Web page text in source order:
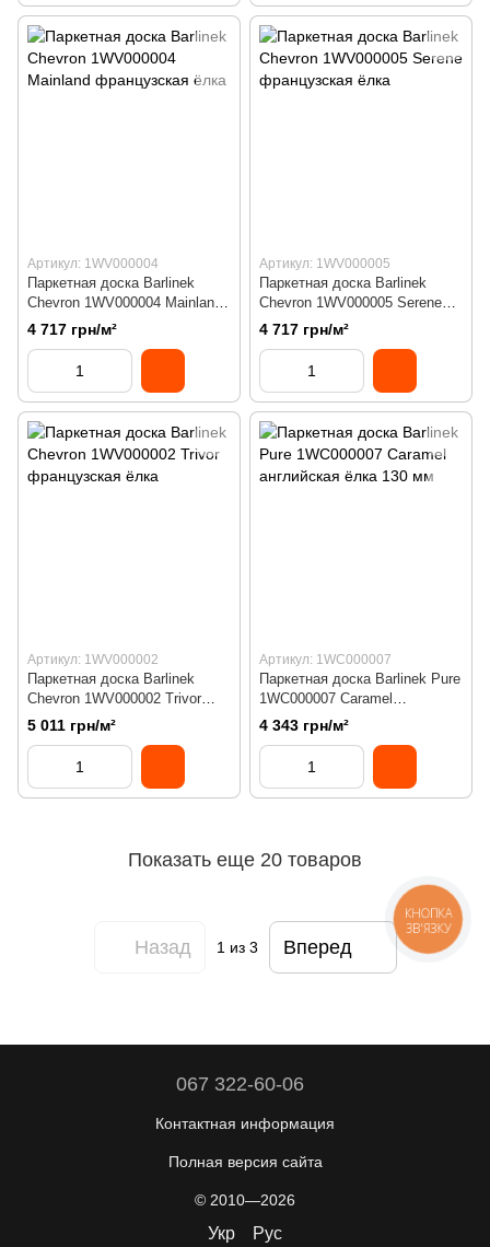
Артикул: 1WV000004
Паркетная доска Barlinek
Chevron 1WV000004 Mainland
французская ёлка
4 717 грн/м²
Артикул: 1WV000005
Паркетная доска Barlinek
Chevron 1WV000005 Serene
французская ёлка
4 717 грн/м²
Артикул: 1WV000002
Паркетная доска Barlinek
Chevron 1WV000002 Trivor
французская ёлка
5 011 грн/м²
Артикул: 1WC000007
Паркетная доска Barlinek Pure
1WC000007 Caramel
английская ёлка 130 мм
4 343 грн/м²
Показать еще 20 товаров
Назад 1из 3 Вперед
067 322-60-06
Контактная информация
Полная версия сайта
© 2010—2026
Укр Рус
КНОПКА
ЗВ'ЯЗКУ